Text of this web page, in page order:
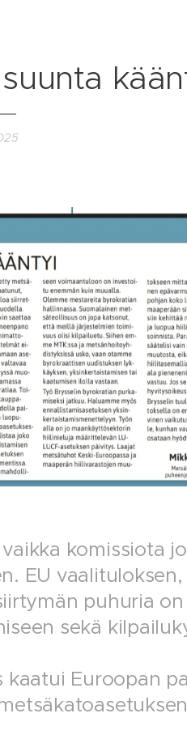
komissiota
EU
puhuria
sekä
Euroopan